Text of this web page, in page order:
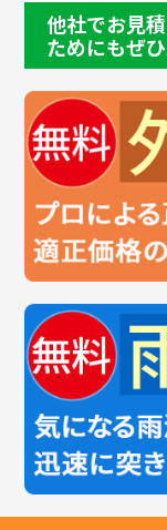
他社でお見
ためにもぜ